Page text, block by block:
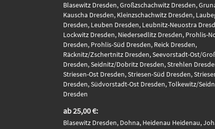
Blasewitz Dresden, Großzschachwitz Dresden,
Kauscha Dresden, Kleinzschachwitz Dresden,
Dresden, Leuben Dresden, Leubnitz-Neuostra
Lockwitz Dresden, Niedersedlitz Dresden, Prohlis-
Dresden, Prohlis-Süd Dresden, Reick Dresden,
Räcknitz/Zschertnitz Dresden, Seevorstadt-Ost/
Dresden, Seidnitz/Dobritz Dresden, Strehlen
Striesen-Ost Dresden, Striesen-Süd Dresden,
Dresden, Südvorstadt-Ost Dresden, Tolkewitz/
Dresden
ab 25,00 €:
Blasewitz Dresden, Dohna, Heidenau Heidenau,